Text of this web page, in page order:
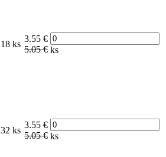
18 ks
3.55 €
5.05 € ks
32 ks
3.55 €
5.05 € ks